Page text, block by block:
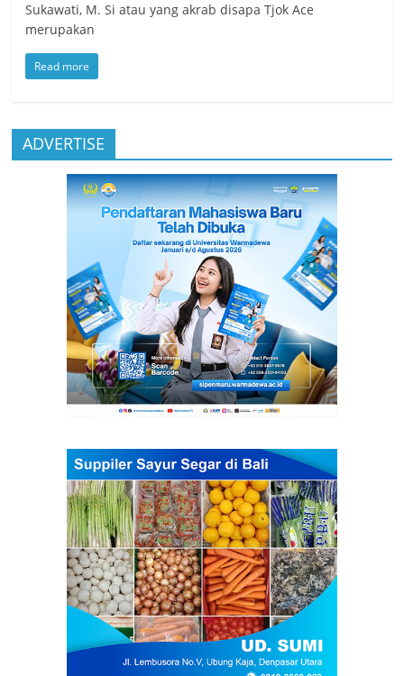
Sukawati, M. Si atau yang akrab disapa Tjok Ace
merupakan
Read more
ADVERTISE